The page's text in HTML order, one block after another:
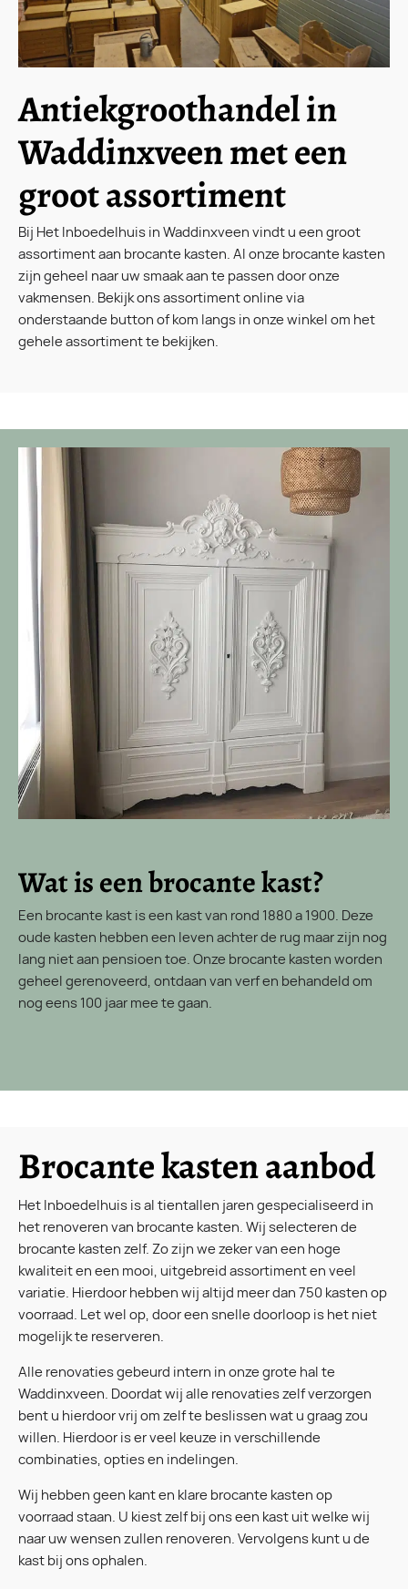
Antiekgroothandel in
Waddinxveen met een
groot assortiment
Bij Het Inboedelhuis in Waddinxveen vindt u een groot
assortiment aan brocante kasten. Al onze brocante kasten
zijn geheel naar uw smaak aan te passen door onze
vakmensen. Bekijk ons assortiment online via
onderstaande button of kom langs in onze winkel om het
gehele assortiment te bekijken.
Wat is een brocante kast?
Een brocante kast is een kast van rond 1880 a 1900. Deze
oude kasten hebben een leven achter de rug maar zijn nog
lang niet aan pensioen toe. Onze brocante kasten worden
geheel gerenoveerd, ontdaan van verf en behandeld om
nog eens 100 jaar mee te gaan.
Brocante kasten aanbod
Het Inboedelhuis is al tientallen jaren gespecialiseerd in
het renoveren van brocante kasten. Wij selecteren de
brocante kasten zelf. Zo zijn we zeker van een hoge
kwaliteit en een mooi, uitgebreid assortiment en veel
variatie. Hierdoor hebben wij altijd meer dan 750 kasten op
voorraad. Let wel op, door een snelle doorloop is het niet
mogelijk te reserveren.
Alle renovaties gebeurd intern in onze grote hal te
Waddinxveen. Doordat wij alle renovaties zelf verzorgen
bent u hierdoor vrij om zelf te beslissen wat u graag zou
willen. Hierdoor is er veel keuze in verschillende
combinaties, opties en indelingen.
Wij hebben geen kant en klare brocante kasten op
voorraad staan. U kiest zelf bij ons een kast uit welke wij
naar uw wensen zullen renoveren. Vervolgens kunt u de
kast bij ons ophalen.